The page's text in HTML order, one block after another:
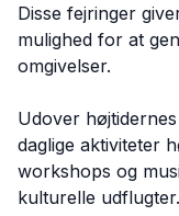
Disse fejringer
mulighed for at
omgivelser.
Udover
daglige aktiviteter
workshops og
kulturelle